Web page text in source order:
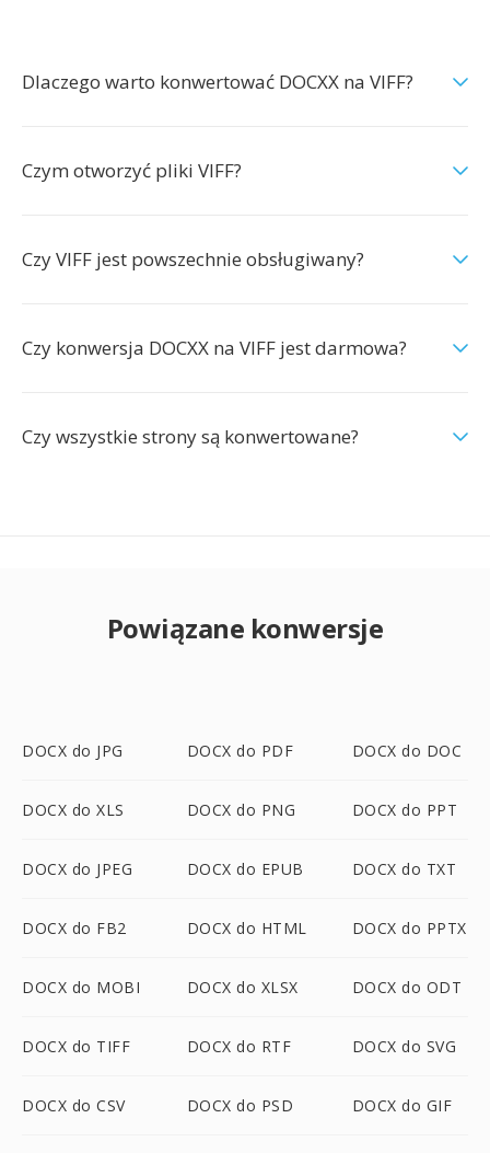
Dlaczego warto konwertować DOCXX na VIFF?
Czym otworzyć pliki VIFF?
Czy VIFF jest powszechnie obsługiwany?
Czy konwersja DOCXX na VIFF jest darmowa?
Czy wszystkie strony są konwertowane?
Powiązane konwersje
DOCX do JPG DOCX do PDF DOCX do DOC
DOCX do XLS DOCX do PNG DOCX do PPT
DOCX do JPEG DOCX do EPUB DOCX do TXT
DOCX do FB2 DOCX do HTML DOCX do PPTX
DOCX do MOBI DOCX do XLSX DOCX do ODT
DOCX do TIFF DOCX do RTF DOCX do SVG
DOCX do CSV DOCX do PSD DOCX do GIF